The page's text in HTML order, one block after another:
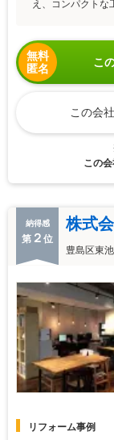
え、コンパクトな
無料
匿名
こ
この会
この
納得感
第 ２ 位
株式
豊島区東
リフォーム事例